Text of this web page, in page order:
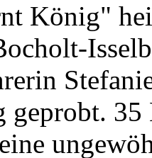
König"
geprobt.